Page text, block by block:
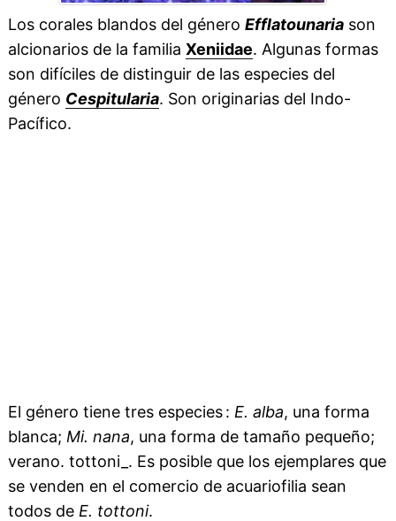
Los corales blandos del género Efflatounariason
alcionarios de la familia Xeniidae. Algunas formas
son difíciles de distinguir de las especies del
género Cespitularia. Son originarias del Indo-
Pacífico.
El género tiene tres especies : E. alba, una forma
blanca; Mi. nana, una forma de tamaño pequeño;
verano. tottoni_. Es posible que los ejemplares que
se venden en el comercio de acuariofilia sean
todos de E. tottoni.